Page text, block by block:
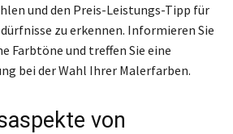
und den Preis-Leistungs-Tipp für
zu erkennen. Informieren Sie
Farbtöne und treffen Sie eine
bei der Wahl Ihrer Malerfarben.
von